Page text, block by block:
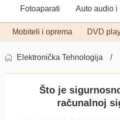
Fotoaparati Auto audio i
Mobiteli i oprema DVD
Elektronička Tehnologija
Što je
računalnoj